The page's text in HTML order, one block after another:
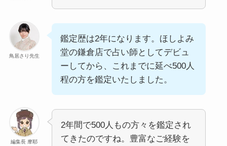
鳥居さり先生
鑑定歴は2年になります。ほしよみ
堂の鎌倉店で占い師としてデビュ
ーしてから、これまでに延べ500人
程の方を鑑定いたしました。
編集長 摩耶
2年間で500人もの方々を鑑定され
てきたのですね。豊富なご経験を